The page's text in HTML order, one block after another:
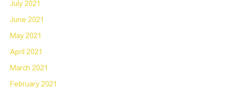
July 2021
June 2021
May 2021
April 2021
March 2021
February 2021